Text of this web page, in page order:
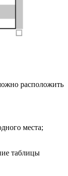
расположить
места;
таблицы